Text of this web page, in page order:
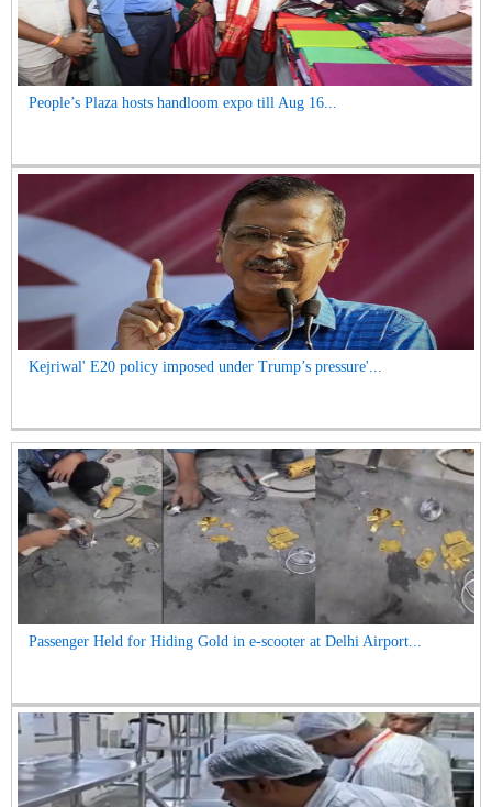
People’s Plaza hosts handloom expo till Aug 16...
Kejriwal' E20 policy imposed under Trump’s pressure'...
Passenger Held for Hiding Gold in e-scooter at Delhi Airport...